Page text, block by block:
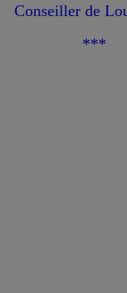
Conseiller de
***